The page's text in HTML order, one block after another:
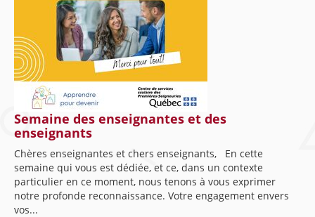
Semaine des enseignantes et des
enseignants
Chères enseignantes et chers enseignants, En cette
semaine qui vous est dédiée, et ce, dans un contexte
particulier en ce moment, nous tenons à vous exprimer
notre profonde reconnaissance. Votre engagement envers
vos...